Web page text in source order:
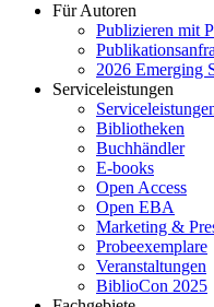
Für Autoren
Publizieren mit
2026 Emerging
Serviceleistungen
Bibliotheken
Buchhändler
E-books
Open Access
Open EBA
Marketing &
Probeexemplare
Veranstaltungen
BiblioCon 2025